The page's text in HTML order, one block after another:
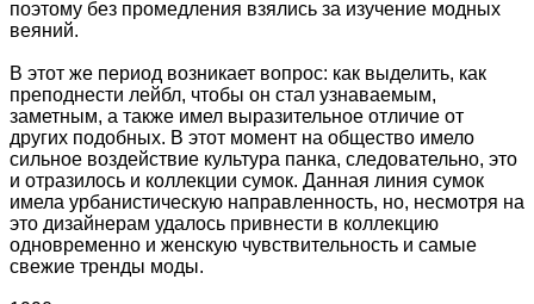
поэтому без промедления взялись за изучение модных
веяний.
В этот же период возникает вопрос: как выделить, как
преподнести лейбл, чтобы он стал узнаваемым,
заметным, а также имел выразительное отличие от
других подобных. В этот момент на общество имело
сильное воздействие культура панка, следовательно, это
и отразилось и коллекции сумок. Данная линия сумок
имела урбанистическую направленность, но, несмотря на
это дизайнерам удалось привнести в коллекцию
одновременно и женскую чувствительность и самые
свежие тренды моды.